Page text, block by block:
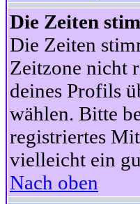
Die Zeiten
Die Zeiten
Zeitzone nicht
deines Profils
wählen. Bitte
registriertes
vielleicht ein
Nach oben